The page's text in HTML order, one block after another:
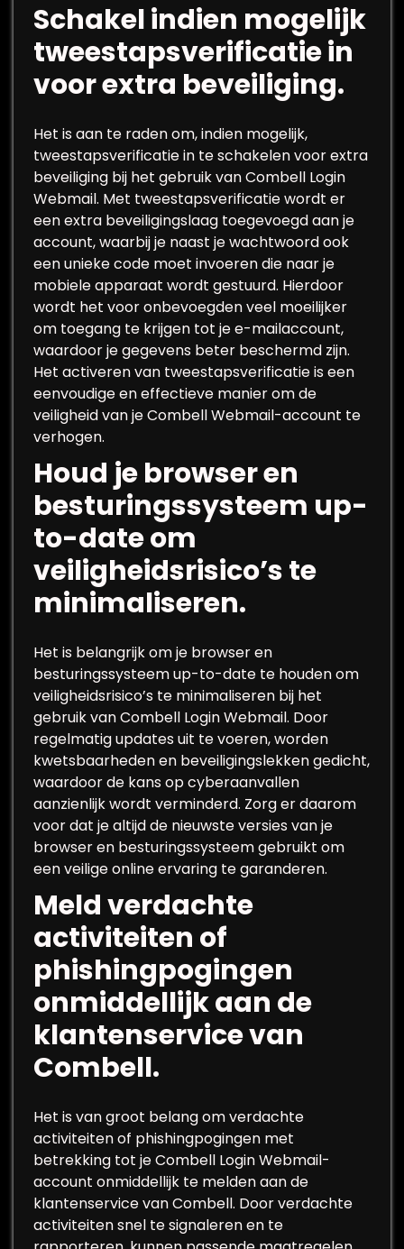
Schakel indien mogelijk
tweestapsverificatie in
voor extra beveiliging.
Het is aan te raden om, indien mogelijk,
tweestapsverificatie in te schakelen voor extra
beveiliging bij het gebruik van Combell Login
Webmail. Met tweestapsverificatie wordt er
een extra beveiligingslaag toegevoegd aan je
account, waarbij je naast je wachtwoord ook
een unieke code moet invoeren die naar je
mobiele apparaat wordt gestuurd. Hierdoor
wordt het voor onbevoegden veel moeilijker
om toegang te krijgen tot je e-mailaccount,
waardoor je gegevens beter beschermd zijn.
Het activeren van tweestapsverificatie is een
eenvoudige en effectieve manier om de
veiligheid van je Combell Webmail-account te
verhogen.
Houd je browser en
besturingssysteem up-
to-date om
veiligheidsrisico’s te
minimaliseren.
Het is belangrijk om je browser en
besturingssysteem up-to-date te houden om
veiligheidsrisico’s te minimaliseren bij het
gebruik van Combell Login Webmail. Door
regelmatig updates uit te voeren, worden
kwetsbaarheden en beveiligingslekken gedicht,
waardoor de kans op cyberaanvallen
aanzienlijk wordt verminderd. Zorg er daarom
voor dat je altijd de nieuwste versies van je
browser en besturingssysteem gebruikt om
een veilige online ervaring te garanderen.
Meld verdachte
activiteiten of
phishingpogingen
onmiddellijk aan de
klantenservice van
Combell.
Het is van groot belang om verdachte
activiteiten of phishingpogingen met
betrekking tot je Combell Login Webmail-
account onmiddellijk te melden aan de
klantenservice van Combell. Door verdachte
activiteiten snel te signaleren en te